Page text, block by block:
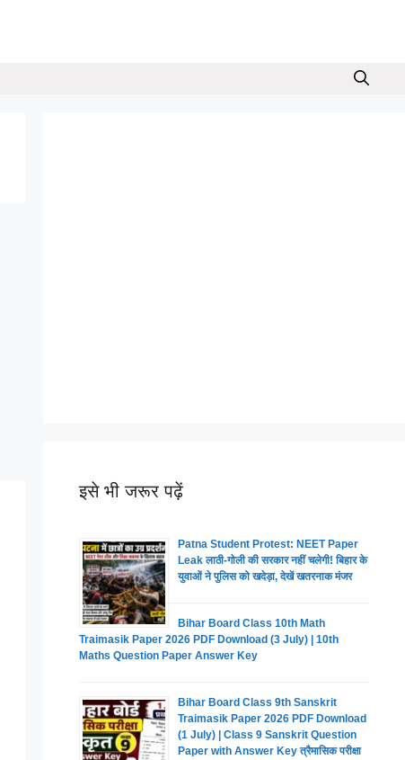
इसे भी जरूर पढ़ें
Patna Student Protest: NEET Paper
Leak लाठी-गोली की सरकार नहीं चलेगी! बिहार के
युवाओं ने पुलिस को खदेड़ा, देखें खतरनाक मंजर
Bihar Board Class 10th Math
Traimasik Paper 2026 PDF Download (3 July) | 10th
Maths Question Paper Answer Key
Bihar Board Class 9th Sanskrit
Traimasik Paper 2026 PDF Download
(1 July) | Class 9 Sanskrit Question
Paper with Answer Key त्रैमासिक परीक्षा